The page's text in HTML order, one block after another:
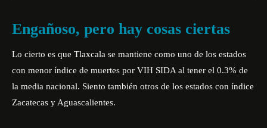
Engañoso, pero hay cosas ciertas
Lo cierto es que Tlaxcala se mantiene como uno de los estados
con menor índice de muertes por VIH SIDA al tener el 0.3% de
la media nacional. Siento también otros de los estados con índice
Zacatecas y Aguascalientes.